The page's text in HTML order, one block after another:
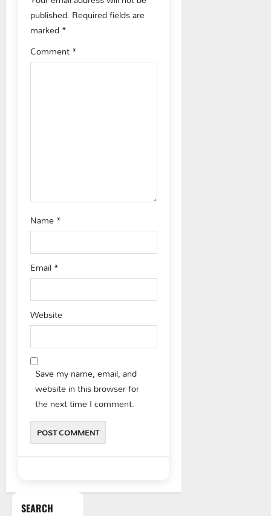
a
t
published. Required fields are
marked*
Comment*
Name*
Email*
Website
Save my name, email, and
website in this browser for
the next time I comment.
SEARCH